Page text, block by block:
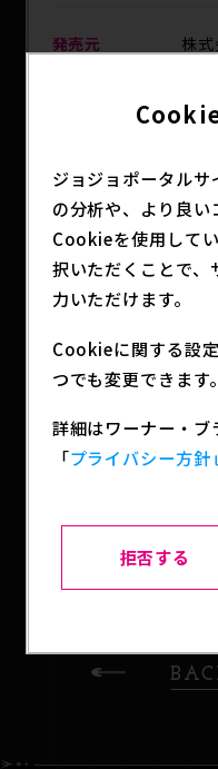
発売元 株
主な取扱店 全
分類 ア
「ジョジョの奇妙な
クション RE-
決定！
ジョジョポータル
の分析や、より良
Cookieを使用して
択いただくことで
力いただけます。
Cookieに関する設
つでも変更できます。
詳細はワーナー・ブ
「プライバシー方針
拒否する